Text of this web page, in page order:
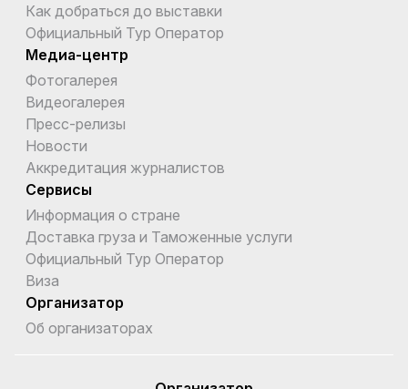
Как добраться до выставки
Официальный Тур Оператор
Медиа-центр
Фотогалерея
Видеогалерея
Пресс-релизы
Новости
Аккредитация журналистов
Сервисы
Информация о стране
Доставка груза и Таможенные услуги
Официальный Тур Оператор
Виза
Организатор
Об организаторах